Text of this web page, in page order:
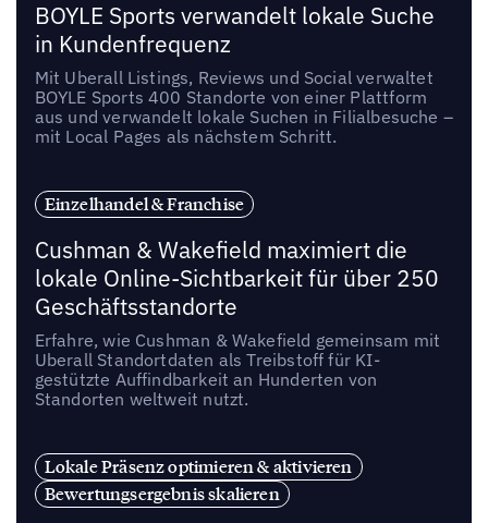
BOYLE Sports verwandelt lokale Suche
in Kundenfrequenz
Mit Uberall Listings, Reviews und Social verwaltet
BOYLE Sports 400 Standorte von einer Plattform
aus und verwandelt lokale Suchen in Filialbesuche –
mit Local Pages als nächstem Schritt.
Einzelhandel & Franchise
Cushman & Wakefield maximiert die
lokale Online-Sichtbarkeit für über 250
Geschäftsstandorte
Erfahre, wie Cushman & Wakefield gemeinsam mit
Uberall Standortdaten als Treibstoff für KI-
gestützte Auffindbarkeit an Hunderten von
Standorten weltweit nutzt.
Lokale Präsenz optimieren & aktivieren
Bewertungsergebnis skalieren